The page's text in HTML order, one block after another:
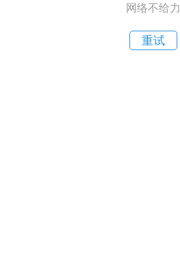
网络不给力
重试